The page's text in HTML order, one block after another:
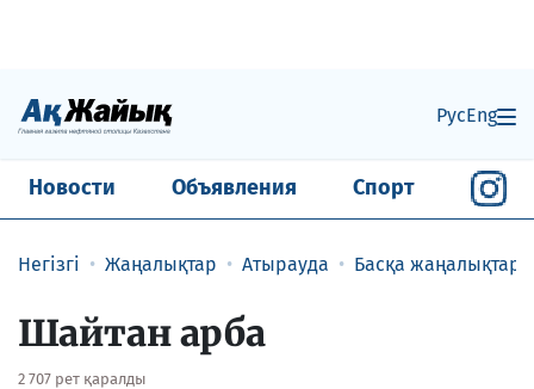
РусEng
Новости Объявления Спорт
Негізгі Жаңалықтар Атырауда Басқа жаңалықтар
Шайтан арба
2 707 рет қаралды